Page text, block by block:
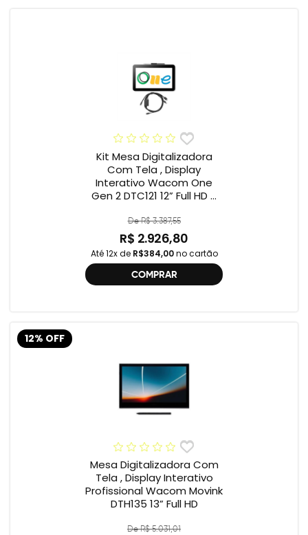
Kit Mesa Digitalizadora
Com Tela , Display
Interativo Wacom One
Gen 2 DTC121 12” Full HD +
geração , DTC121 ,
DTH134W,
De R$ 3.387,55
R$ 2.926,80
Até 12x de R$384,00no cartão
COMPRAR
12% OFF
Mesa Digitalizadora Com
Tela , Display Interativo
Profissional Wacom Movink
DTH135 13” Full HD
De R$ 5.031,01